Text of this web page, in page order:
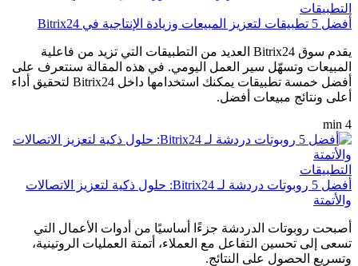
التطبيقات
أفضل 5 تطبيقات لتعزيز المبيعات وزيادة الإنتاجية في Bitrix24
يقدم سوق Bitrix24 العديد من التطبيقات التي تزيد من فاعلية
المبيعات وتسهّل سير العمل اليومي. في هذه المقالة سنتعرف على
أفضل خمسة تطبيقات يمكنك استخدامها داخل Bitrix24 لتحقيق أداء
أعلى ونتائج مبيعات أفضل.
4 min
التطبيقات
أفضل 5 روبوتات دردشة لـ Bitrix24: حلول ذكية لتعزيز الاتصالات
والأتمتة
أصبحت روبوتات الدردشة جزءًا أساسيًا من أدوات الأعمال التي
تسعى إلى تحسين التفاعل مع العملاء، أتمتة العمليات الروتينية،
وتسريع الحصول على النتائج.